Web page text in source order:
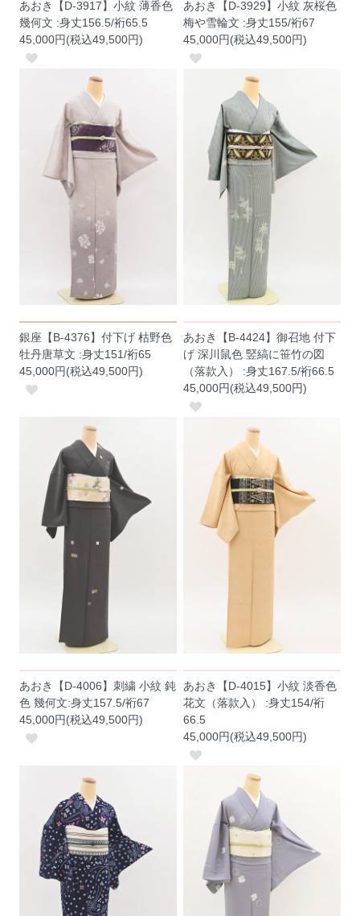
あおき【D-3917】小紋 薄香色
幾何文 :身丈156.5/裄65.5
45,000円(税込49,500円)
あおき【D-3929】小紋 灰桜色
梅や雪輪文 :身丈155/裄67
45,000円(税込49,500円)
銀座【B-4376】付下げ 枯野色
牡丹唐草文 :身丈151/裄65
45,000円(税込49,500円)
あおき【B-4424】御召地 付下
げ 深川鼠色 竪縞に笹竹の図
（落款入） :身丈167.5/裄66.5
45,000円(税込49,500円)
あおき【D-4006】刺繍 小紋 鈍
色 幾何文:身丈157.5/裄67
45,000円(税込49,500円)
あおき【D-4015】小紋 淡香色
花文（落款入） :身丈154/裄
66.5
45,000円(税込49,500円)